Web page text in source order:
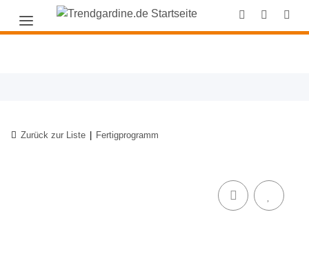
Zurück zur Liste Fertigprogramm